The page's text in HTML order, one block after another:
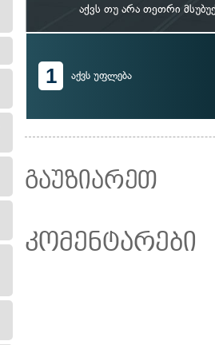
აქვს თუ არა თეთრი
1 აქვს უფლება
გაუზიარეთ
კომენტარები